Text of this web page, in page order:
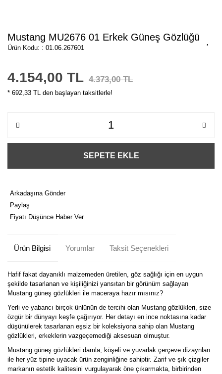
Mustang MU2676 01 Erkek Güneş Gözlüğü
Ürün Kodu: : 01.06.267601
4.154,00 TL 4.373,00 TL
* 692,33 TL den başlayan taksitlerle!
SEPETE EKLE
Arkadaşına Gönder
Paylaş
Fiyatı Düşünce Haber Ver
Ürün Bilgisi Yorumlar Taksit Seçenekleri
Hafif fakat dayanıklı malzemeden üretilen, göz sağlığı için en uygun
şekilde tasarlanan ve kişiliğinizi yansıtan bir görünüm sağlayan
Mustang güneş gözlükleri ile maceraya hazır mısınız?
Yerli ve yabancı birçok ünlünün de tercihi olan Mustang gözlükleri, size
özgür bir dünyayı keşfe çağırıyor. Her detayı en ince noktasına kadar
düşünülerek tasarlanan eşsiz bir koleksiyona sahip olan Mustang
gözlükleri, erkeklerin vazgeçemediği aksesuarı olmuştur.
Mustang güneş gözlükleri damla, köşeli ve yuvarlak çerçeve dizaynları
ile her yüz tipine uyacak ürün zenginliğine sahiptir. Zarif ve şık çizgiler
markanın estetik kalitesini vurgulayarak öne çıkarmakta, birbirinden